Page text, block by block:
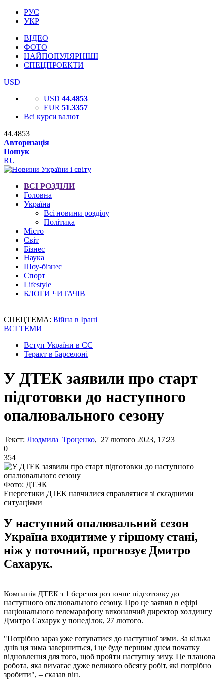
РУС
УКР
ВІДЕО
ФОТО
НАЙПОПУЛЯРНІШІ
СПЕЦПРОЕКТИ
USD
USD 44.4853
EUR 51.3357
Всі курси валют
44.4853
Авторизація
Пошук
RU
ВСІ РОЗДІЛИ
Головна
Україна
Всі новини розділу
Політика
Місто
Світ
Бізнес
Наука
Шоу-бізнес
Спорт
Lifestyle
БЛОГИ ЧИТАЧІВ
СПЕЦТЕМА: Війна в Ірані
ВСІ ТЕМИ
Вступ України в ЄС
Теракт в Барселоні
У ДТЕК заявили про старт
підготовки до наступного
опалювального сезону
Текст: Людмила Троценко, 27 лютого 2023, 17:23
0
354
Фото: ДТЭК
Енергетики ДТЕК навчилися справлятися зі складними
ситуаціями
У наступний опалювальний сезон
Україна входитиме у гіршому стані,
ніж у поточний, прогнозує Дмитро
Сахарук.
Компанія ДТЕК з 1 березня розпочне підготовку до
наступного опалювального сезону. Про це заявив в ефірі
національного телемарафону виконавчий директор холдингу
Дмитро Сахарук у понеділок, 27 лютого.
"Потрібно зараз уже готуватися до наступної зими. За кілька
днів ця зима завершиться, і це буде першим днем початку
відновлення для того, щоб пройти наступну зиму. Це планова
робота, яка вимагає дуже великого обсягу робіт, які потрібно
зробити", – сказав він.